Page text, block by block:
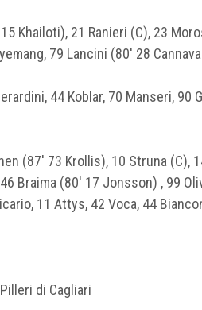
Khailoti), 21 Ranieri (C), 23
79 Lancini (80′ 28
44 Koblar, 70 Manseri, 90
(87′ 73 Krollis), 10 Struna (C),
Braima (80′ 17 Jonsson) , 99
11 Attys, 42 Voca, 44
di Cagliari